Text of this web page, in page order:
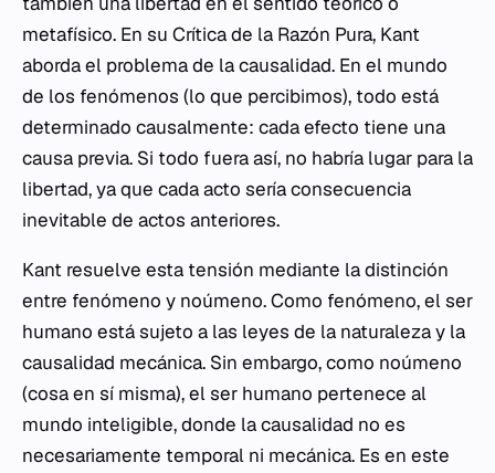
metafísico. En su Crítica de la Razón Pura, Kant
aborda el problema de la causalidad. En el mundo
de los fenómenos (lo que percibimos), todo está
determinado causalmente: cada efecto tiene una
causa previa. Si todo fuera así, no habría lugar para la
libertad, ya que cada acto sería consecuencia
inevitable de actos anteriores.
Kant resuelve esta tensión mediante la distinción
entre fenómeno y noúmeno. Como fenómeno, el ser
humano está sujeto a las leyes de la naturaleza y la
causalidad mecánica. Sin embargo, como noúmeno
(cosa en sí misma), el ser humano pertenece al
mundo inteligible, donde la causalidad no es
necesariamente temporal ni mecánica. Es en este